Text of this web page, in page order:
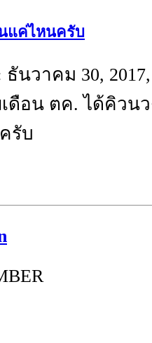
แค่ไหนครับ
ธันวาคม 30,
ดือน ตค. ได้คิวน
รับ